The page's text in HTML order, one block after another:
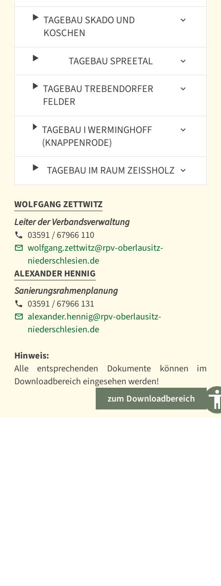
TAGEBAU SKADO UND
KOSCHEN
TAGEBAU SPREETAL
TAGEBAU TREBENDORFER
FELDER
TAGEBAU I WERMINGHOFF
(KNAPPENRODE)
TAGEBAU IM RAUM ZEISSHOLZ
WOLFGANG ZETTWITZ
Leiter der Verbandsverwaltung
03591 / 67966 110
wolfgang.zettwitz@rpv-oberlausitz-
niederschlesien.de
ALEXANDER HENNIG
Sanierungsrahmenplanung
03591 / 67966 131
alexander.hennig@rpv-oberlausitz-
niederschlesien.de
Hinweis:
Alle entsprechenden Dokumente können im
Downloadbereich eingesehen werden!
zum Downloadbereich